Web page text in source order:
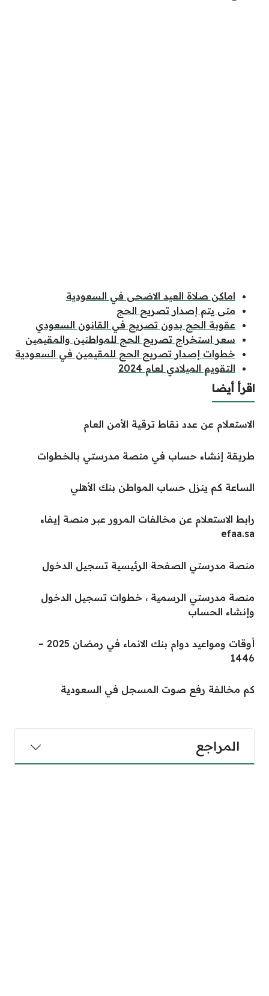
اماكن صلاة العيد الاضحى في السعودية
متى يتم إصدار تصريح الحج
عقوبة الحج بدون تصريح في القانون السعودي
سعر استخراج تصريح الحج للمواطنين والمقيمين
خطوات إصدار تصريح الحج للمقيمين في السعودية
التقويم الميلادي لعام 2024
اقرأ أيضا
الاستعلام عن عدد نقاط ترقية الأمن العام
طريقة إنشاء حساب في منصة مدرستي بالخطوات
الساعة كم ينزل حساب المواطن بنك الأهلي
رابط الاستعلام عن مخالفات المرور عبر منصة إيفاء
efaa.sa
منصة مدرستي الصفحة الرئيسية تسجيل الدخول
منصة مدرستي الرسمية ، خطوات تسجيل الدخول
وإنشاء الحساب
أوقات ومواعيد دوام بنك الانماء في رمضان 2025 –
1446
كم مخالفة رفع صوت المسجل في السعودية
المراجع